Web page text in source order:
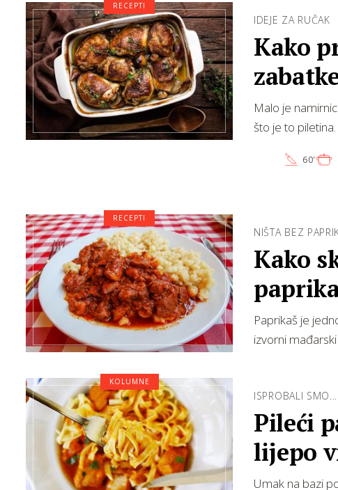
IDEJE ZA RUČAK
Kako
Malo je
što je to
60'
RECEPTI
NIŠTA BEZ
Kako
Paprikaš je
izvorni
RECEPTI
ISPROBALI SMO...
Pileći
lijepo
Umak na bazi
KOLUMNE